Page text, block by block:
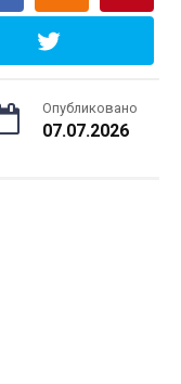
Опубликовано
07.07.2026